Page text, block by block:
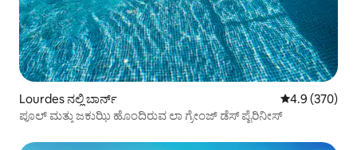
Lourdes ನಲ್ಲಿ ಬಾರ್ನ್ 5 ರಲ್ಲಿ 4.9
4.9 (370)
ಪೂಲ್ ಮತ್ತು ಜಕುಝಿ ಹೊಂದಿರುವ ಲಾ ಗ್ರೇಂಜ್ ಡೆಸ್ ಪೈರಿನೀಸ್